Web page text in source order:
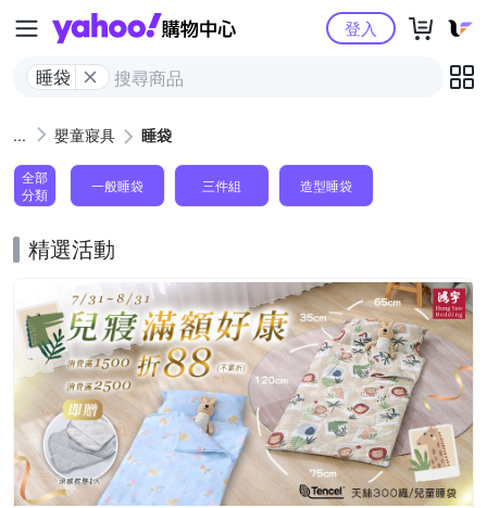
Yahoo購物中心
睡袋
登入
嬰童寢具 睡袋
全部
分類
一般睡袋 三件組 造型睡袋
精選活動